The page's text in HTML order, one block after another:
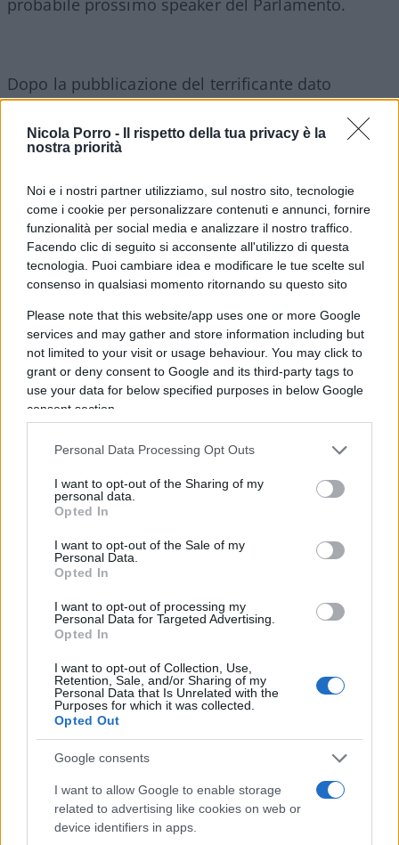
Nicola Porro -
Il rispetto della tua privacy è la
nostra priorità
Noi e i nostri partner utilizziamo, sul nostro sito, tecnologie
come i cookie per personalizzare contenuti e annunci, fornire
funzionalità per social media e analizzare il nostro traffico.
Facendo clic di seguito si acconsente all'utilizzo di questa
tecnologia. Puoi cambiare idea e modificare le tue scelte sul
consenso in qualsiasi momento ritornando su questo sito
Please note that this website/app uses one or more Google
services and may gather and store information including but
not limited to your visit or usage behaviour. You may click to
grant or deny consent to Google and its third-party tags to
use your data for below specified purposes in below Google
consent section.
Personal Data Processing Opt Outs
I want to opt-out of the Sharing of my
personal data.
Opted In
I want to opt-out of the Sale of my
Personal Data.
Opted In
I want to opt-out of processing my
Personal Data for Targeted Advertising.
Opted In
I want to opt-out of Collection, Use,
Retention, Sale, and/or Sharing of my
Personal Data that Is Unrelated with the
Purposes for which it was collected.
Opted Out
Google consents
I want to allow Google to enable storage
related to advertising like cookies on web or
device identifiers in apps.
Dopo la pubblicazione del terrificante dato
sull’affluenza, è arrivato il commento della Guida
Suprema Ali Khamenei. Pur elogiando la
partecipazione degli iraniani al voto, Khamenei ha
fallimento della tornata elettorale, per mezzo di
una intensa attività di propaganda ostile.
Propaganda che sarebbe quindi aumentata con
l’arrivo delle notizie relative alla diffusione del
proprio con la scusa delcoronavirus, il regime
abbia deciso di non prendere le impronte digitali
dei partecipanti al voto, affermando di voler
evitare il rischio aumento dei contagi… (peccato
che i sondaggi sulla disaffezione degli iraniani
verso le elezioni parlamentari datavano ben prima
L’obiettivo politico del messaggio di Khamenei è
chiaro: preparare il regime alla fase 2 della vita
della Repubblica Islamica, quella in cui
boicottaggio delle elezioni da parte della
popolazione, della delegittimazione de facto e
della necessità di costruire una narrativa costante
del complotto, utile a mantenere il potere e a
schiacciare ogni forma di dissenso interno. Per
questo, inevitabilmente, la fase 2 della Repubblica
Islamica vedrà il regime islamista tramutarsi
sempre di più in una dittatura militare, dominata
– come, se non peggio, del periodo Ahmadinejad
– da un potere quasi assoluto dei Pasdaran e dei